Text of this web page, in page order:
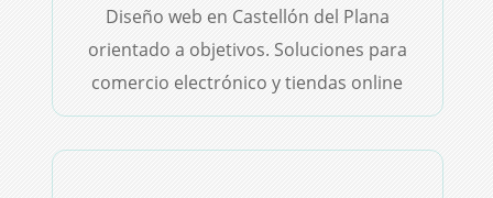
Diseño web en Castellón del Plana
orientado a objetivos. Soluciones para
comercio electrónico y tiendas online